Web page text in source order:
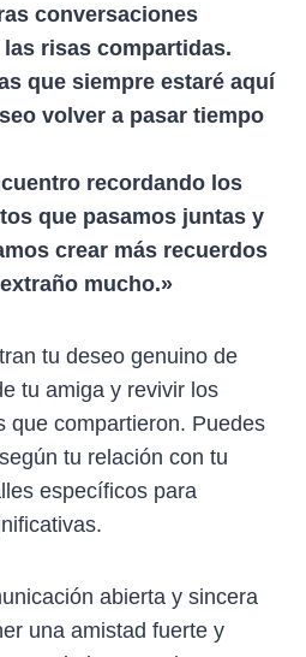
conversaciones
risas compartidas.
que siempre estaré aquí
volver a pasar tiempo
recordando los
que pasamos juntas y
crear más recuerdos
mucho.»
tu deseo genuino de
tu amiga y revivir los
que compartieron. Puedes
tu relación con tu
específicos para
abierta y sincera
una amistad fuerte y